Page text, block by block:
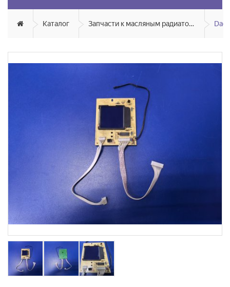
Каталог Запчасти к масляным радиаторам, вентиляторам, увлажнителям воздуха и теплотехнике